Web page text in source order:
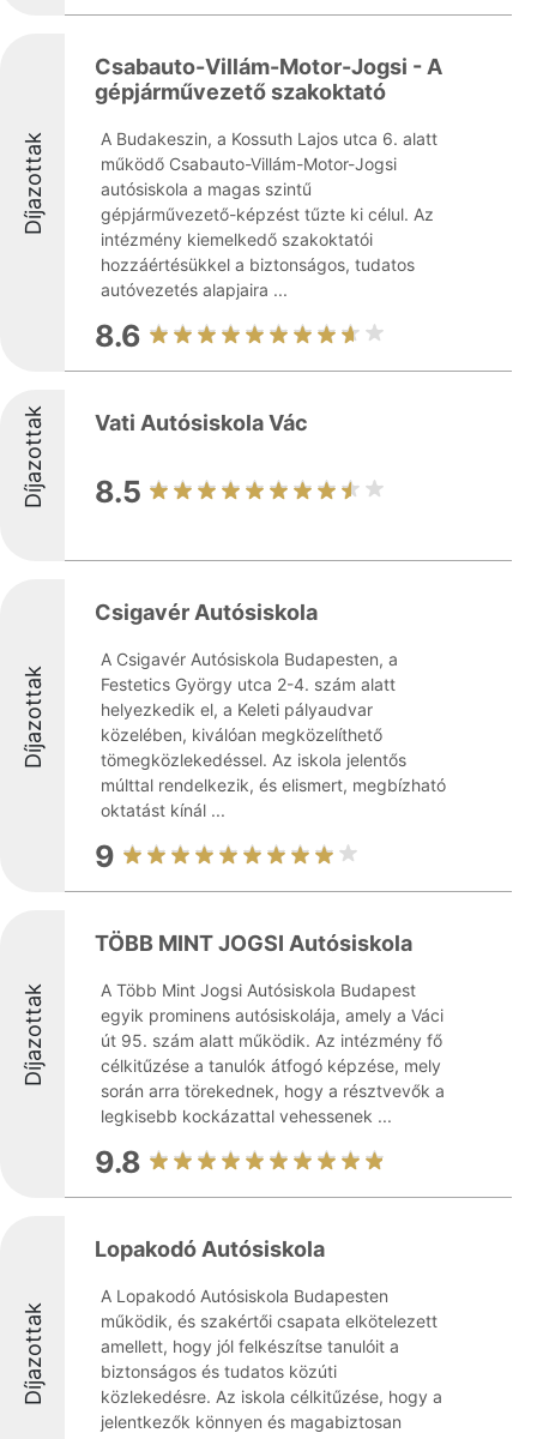
Díjazottak
Csabauto-Villám-Motor-Jogsi - A
gépjárművezető szakoktató
A Budakeszin, a Kossuth Lajos utca 6. alatt
működő Csabauto-Villám-Motor-Jogsi
autósiskola a magas szintű
gépjárművezető-képzést tűzte ki célul. Az
intézmény kiemelkedő szakoktatói
hozzáértésükkel a biztonságos, tudatos
autóvezetés alapjaira ...
8.6
Díjazottak Vati Autósiskola Vác
8.5
Díjazottak
Csigavér Autósiskola
A Csigavér Autósiskola Budapesten, a
Festetics György utca 2-4. szám alatt
helyezkedik el, a Keleti pályaudvar
közelében, kiválóan megközelíthető
tömegközlekedéssel. Az iskola jelentős
múlttal rendelkezik, és elismert, megbízható
oktatást kínál ...
9
Díjazottak
TÖBB MINT JOGSI Autósiskola
A Több Mint Jogsi Autósiskola Budapest
egyik prominens autósiskolája, amely a Váci
út 95. szám alatt működik. Az intézmény fő
célkitűzése a tanulók átfogó képzése, mely
során arra törekednek, hogy a résztvevők a
legkisebb kockázattal vehessenek ...
9.8
Díjazottak
Lopakodó Autósiskola
A Lopakodó Autósiskola Budapesten
működik, és szakértői csapata elkötelezett
amellett, hogy jól felkészítse tanulóit a
biztonságos és tudatos közúti
közlekedésre. Az iskola célkitűzése, hogy a
jelentkezők könnyen és magabiztosan